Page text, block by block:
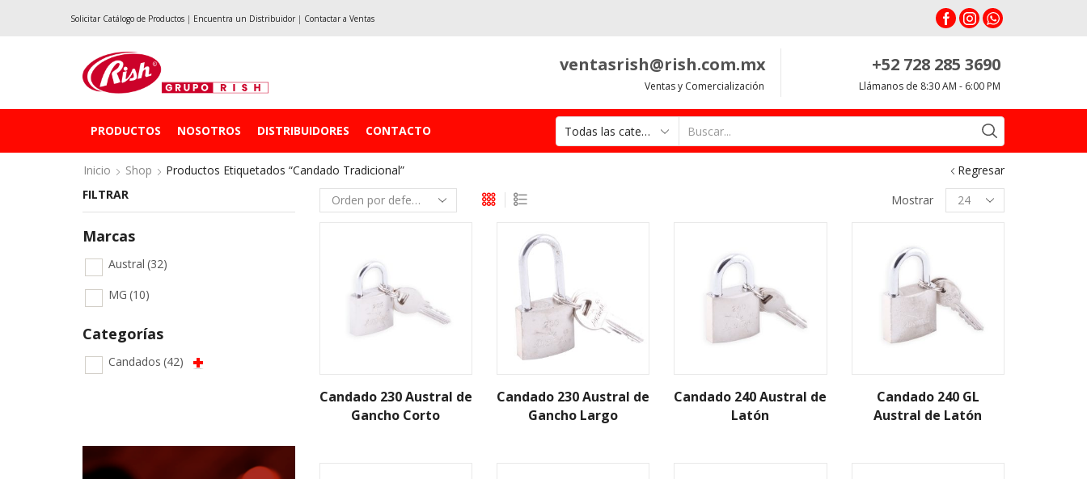
Solicitar Catálogo de Productos | Encuentra un Distribuidor | Contactar a Ventas
ventasrish@rish.com.mx
Ventas y Comercialización
+52 728 285 3690
Llámanos de 8:30 AM - 6:00 PM
PRODUCTOS NOSOTROS DISTRIBUIDORES CONTACTO
input
Inicio
Shop Productos Etiquetados “Candado Tradicional”
Regresar
Mostrar
Productos
per
Candado 230 Austral de
Gancho Corto
Candado 230 Austral de
Gancho Largo
Candado 240 Austral de
Latón
Candado 240 GL
Austral de Latón
FILTRAR
Marcas
Austral (32)
MG (10)
Categorías
Candados (42)